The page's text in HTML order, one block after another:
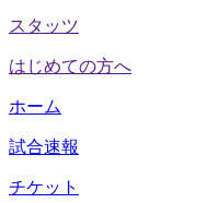
スタッツ
はじめての方へ
ホーム
試合速報
チケット